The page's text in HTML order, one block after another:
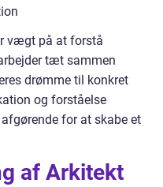
vægt på at forstå
tæt sammen
drømme til konkret
og forståelse
for at skabe et
af Arkitekt